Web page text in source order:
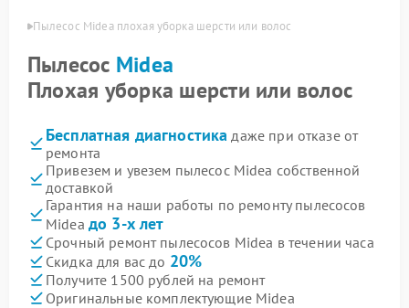
Пылесос Midea плохая уборка шерсти или волос
Пылесос Midea
Плохая уборка шерсти или волос
Бесплатная диагностика даже при отказе от
ремонта
Привезем и увезем пылесос Midea собственной
доставкой
Гарантия на наши работы по ремонту пылесосов
Midea до 3-х лет
Срочный ремонт пылесосов Midea в течении часа
Скидка для вас до 20%
Получите 1500 рублей на ремонт
Оригинальные комплектующие Midea